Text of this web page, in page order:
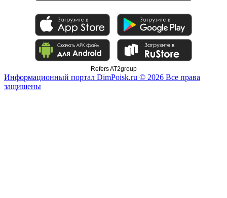
Refers AT2group
Информационный портал DimPoisk.ru © 2026 Все права
защищены